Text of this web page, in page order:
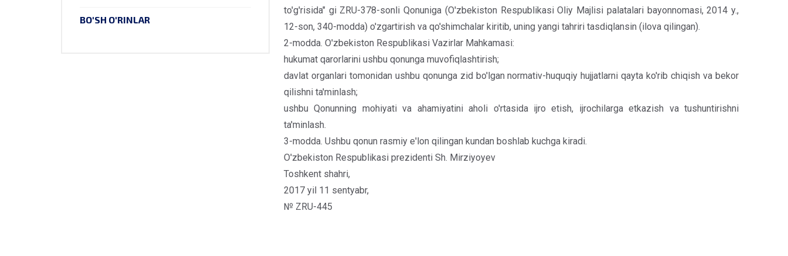
BO'SH O'RINLAR
to'g'risida" gi ZRU-378-sonli Qonuniga (O'zbekiston Respublikasi Oliy Majlisi palatalari bayonnomasi, 2014 y.,
12-son, 340-modda) o'zgartirish va qo'shimchalar kiritib, uning yangi tahriri tasdiqlansin (ilova qilingan).
2-modda. O'zbekiston Respublikasi Vazirlar Mahkamasi:
hukumat qarorlarini ushbu qonunga muvofiqlashtirish;
davlat organlari tomonidan ushbu qonunga zid bo'lgan normativ-huquqiy hujjatlarni qayta ko'rib chiqish va bekor
qilishni ta'minlash;
ushbu Qonunning mohiyati va ahamiyatini aholi o'rtasida ijro etish, ijrochilarga etkazish va tushuntirishni
ta'minlash.
3-modda. Ushbu qonun rasmiy e'lon qilingan kundan boshlab kuchga kiradi.
O'zbekiston Respublikasi prezidenti Sh. Mirziyoyev
Toshkent shahri,
2017 yil 11 sentyabr,
№ ZRU-445